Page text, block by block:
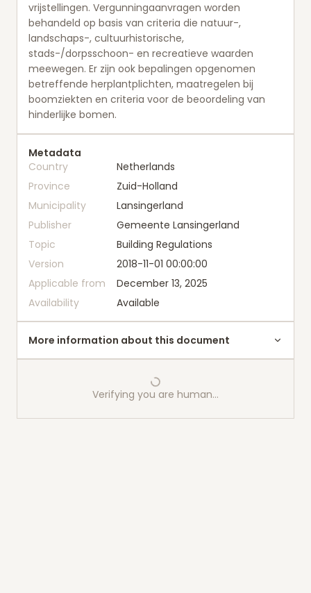
vrijstellingen. Vergunningaanvragen worden
behandeld op basis van criteria die natuur-,
landschaps-, cultuurhistorische,
stads-/dorpsschoon- en recreatieve waarden
meewegen. Er zijn ook bepalingen opgenomen
betreffende herplantplichten, maatregelen bij
boomziekten en criteria voor de beoordeling van
hinderlijke bomen.
Metadata
Country
Netherlands
Province
Zuid-Holland
Municipality
Lansingerland
Publisher
Gemeente Lansingerland
Topic
Building Regulations
Version
2018-11-01 00:00:00
Applicable from
December 13, 2025
Availability
Available
More information about this document
Verifying you are human…